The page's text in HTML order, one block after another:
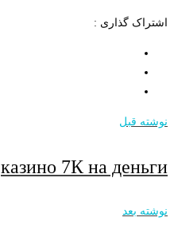
اشتراک گذاری :
نوشته قبل
казино 7К на деньги
نوشته بعد